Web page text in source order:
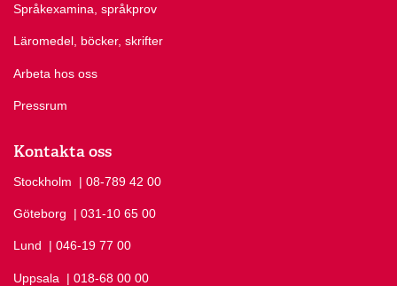
Språkexamina, språkprov
Läromedel, böcker, skrifter
Arbeta hos oss
Pressrum
Kontakta oss
Stockholm Ring Stockholm på
| 08-789 42 00
Göteborg Ring Göteborg på
| 031-10 65 00
Lund Ring Lund på
| 046-19 77 00
Uppsala Ring Uppsala på
| 018-68 00 00